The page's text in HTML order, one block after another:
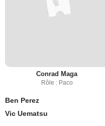
Conrad Maga
Rôle : Paco
Ben Perez
Vic Uematsu